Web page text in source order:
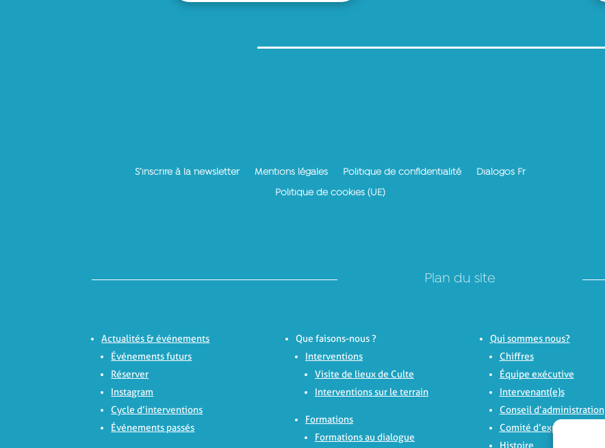
S’inscrire à la newsletter Mentions légales Politique de confidentialité
Dialogos Fr
Politique de cookies (UE)
Plan du site
Actualités & événements
Événements futurs
Réserver
Instagram
Cycle d’interventions
Événements passés
Que faisons-nous ?
Interventions
Visite de lieux de Culte
Interventions sur le terrain
Formations
Formations au dialogue
Qui sommes nous?
Chiffres
Équipe exécutive
Intervenant(e)s
Conseil d’administration
Comité d’experts
Histoire